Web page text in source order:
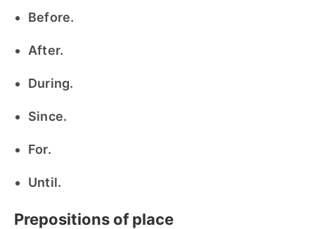
Before.
After.
During.
Since.
For.
Until.
Prepositions of place